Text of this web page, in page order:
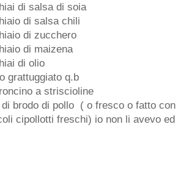
di salsa di soia
di salsa chili
di zucchero
di maizena
di olio
grattuggiato q.b
a striscioline
di brodo di pollo ( o fresco o fatto con
cipollotti freschi) io non li avevo